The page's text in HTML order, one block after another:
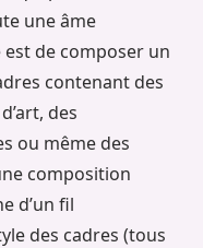
une âme
est de composer un
contenant des
des
ou même des
composition
d’un fil
des cadres (tous